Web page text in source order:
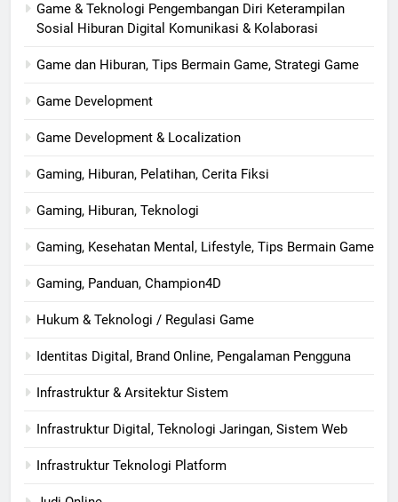
Game & Teknologi Pengembangan Diri Keterampilan
Sosial Hiburan Digital Komunikasi & Kolaborasi
Game dan Hiburan, Tips Bermain Game, Strategi Game
Game Development
Game Development & Localization
Gaming, Hiburan, Pelatihan, Cerita Fiksi
Gaming, Hiburan, Teknologi
Gaming, Kesehatan Mental, Lifestyle, Tips Bermain Game
Gaming, Panduan, Champion4D
Hukum & Teknologi / Regulasi Game
Identitas Digital, Brand Online, Pengalaman Pengguna
Infrastruktur & Arsitektur Sistem
Infrastruktur Digital, Teknologi Jaringan, Sistem Web
Infrastruktur Teknologi Platform